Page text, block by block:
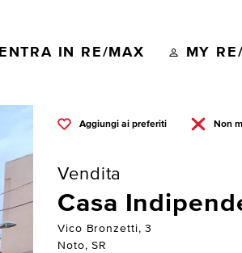
ENTRA IN RE/MAX MY
Aggiungi ai preferiti Non
Vendita
Casa
Vico Bronzetti, 3
Noto, SR